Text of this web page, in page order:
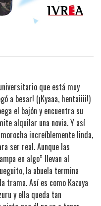
que está muy
a besar! (¡Kyaaa, hentaiiii!)
el bajón y encuentra su
alquilar una novia. Y así
increíblemente linda,
ser real. Aunque las
en algo” llevan al
la abuela termina
trama. Así es como Kazuya
y ella queda tan